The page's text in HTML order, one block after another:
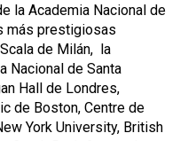
la Academia Nacional de
más prestigiosas
de Milán, la
Nacional de Santa
Hall de Londres,
de Boston, Centre de
York University, British